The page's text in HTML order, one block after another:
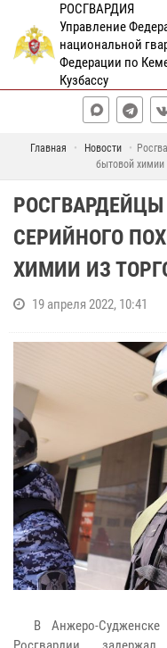
РОСГВАРДИЯ
Управление
национальной
Федерации по
Кузбассу
Главная Новости
бытовой химии
СЕРИЙНОГО
ХИМИИ ИЗ
19 апреля 2022, 10:41
В Анжеро-Судженске